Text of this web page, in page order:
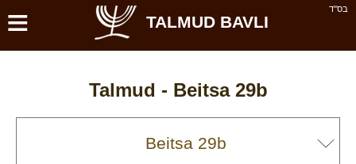
בס''ד ≡ TALMUD BAVLI
Talmud - Beitsa 29b